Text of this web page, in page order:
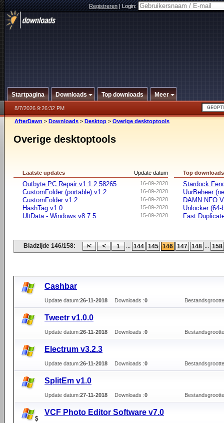
Registreren|Login:
Startpagina Downloads Top downloads Meer
8/7/2026 9:26:32 PM
AfterDawn > Downloads > Desktop > Overige desktoptools
Overige desktoptools
Update datum
Laatste updates
16-09-2020
Outbyte PC Repair v1.1.2.58265
16-09-2020
CustomFolder (portable) v1.2
16-09-2020
CustomFolder v1.2
15-09-2020
HashTag v1.0
15-09-2020
UltData - Windows v8.7.5
Top downloads
Stardock
UurBeheer
DAMN NFO
Unlocker (64-
Fast
Bladzijde 146/158: 1 ... 144 145 146 147 148 ... 158
Cashbar
Update datum:26-11-2018 Downloads :0
Tweetr v1.0.0
Update datum:26-11-2018 Downloads :0
Electrum v3.2.3
Update datum:26-11-2018 Downloads :0
SplitEm v1.0
Update datum:27-11-2018 Downloads :0
VCF Photo Editor Software v7.0